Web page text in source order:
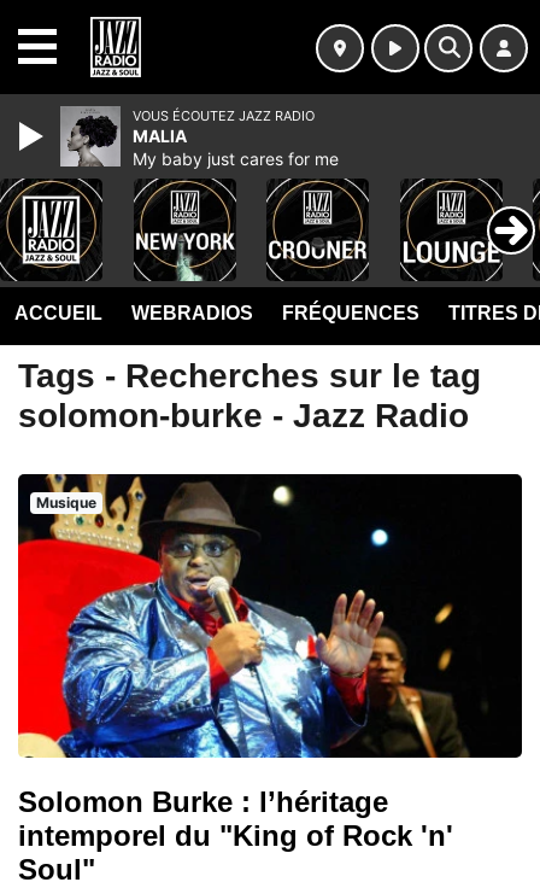
ACCUEIL WEBRADIOS FRÉQUENCES TITRES
Tags - Recherches sur le tag
solomon-burke - Jazz Radio
Musique
Solomon Burke : l’héritage
intemporel du "King of Rock 'n'
Soul"
VOUS ÉCOUTEZ JAZZ RADIO
MALIA
My baby just cares for me